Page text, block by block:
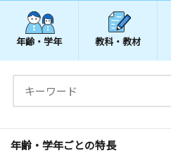
年齢・学年 教科・教材
年齢・学年ごとの特長